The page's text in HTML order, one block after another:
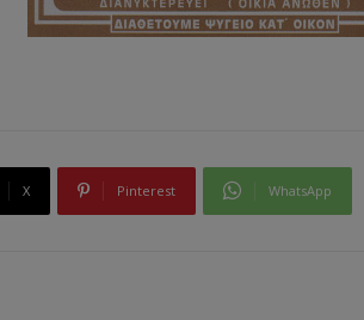
X Pinterest WhatsApp